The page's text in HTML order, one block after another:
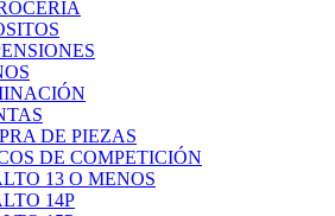
DE PIEZAS
DE COMPETICIÓN
13 O MENOS
14P